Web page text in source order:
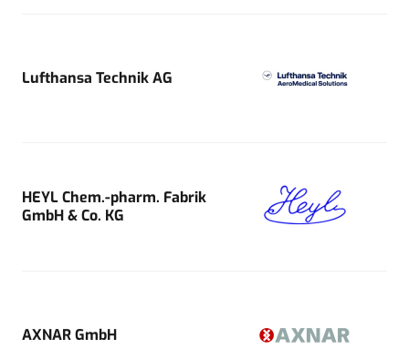
Lufthansa Technik AG
HEYL Chem.-pharm. Fabrik
GmbH & Co. KG
AXNAR GmbH